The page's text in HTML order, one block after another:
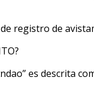
registro de
es descrita